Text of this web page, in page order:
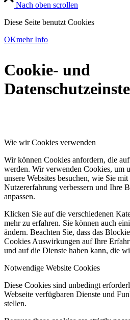
Nach oben scrollen
Diese Seite benutzt Cookies
OKmehr Info
Cookie- und
Wie wir Cookies verwenden
Wir können Cookies anfordern, die
werden. Wir verwenden Cookies, um
unsere Websites besuchen, wie Sie
Nutzererfahrung verbessern und Ihre
anpassen.
Klicken Sie auf die verschiedenen
mehr zu erfahren. Sie können auch
ändern. Beachten Sie, dass das
Cookies Auswirkungen auf Ihre
und auf die Dienste haben kann, die
Notwendige Website Cookies
Diese Cookies sind unbedingt
Webseite verfügbaren Dienste und
stellen.